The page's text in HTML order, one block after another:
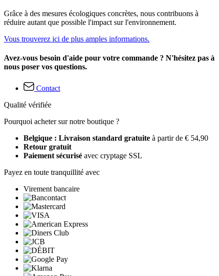
Grâce à des mesures écologiques concrètes, nous contribuons à
réduire autant que possible l'impact sur l'environnement.
Vous trouverez ici de plus amples informations.
Avez-vous besoin d'aide pour votre commande ? N'hésitez pas à
nous poser vos questions.
Contact
Qualité vérifiée
Pourquoi acheter sur notre boutique ?
Belgique : Livraison standard gratuite à partir de € 54,90
Retour gratuit
Paiement sécurisé avec cryptage SSL
Payez en toute tranquillité avec
Virement bancaire